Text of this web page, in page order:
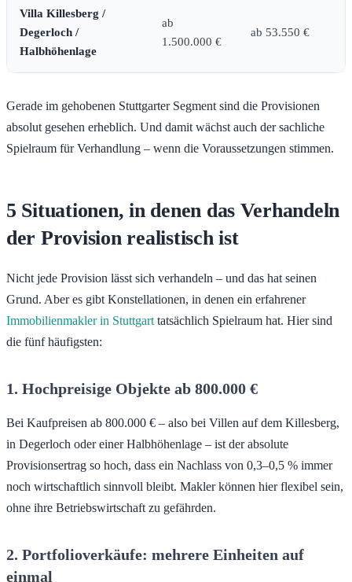
Villa Killesberg /
Degerloch /
Halbhöhenlage
ab
1.500.000 €
ab 53.550 €
Gerade im gehobenen Stuttgarter Segment sind die Provisionen
absolut gesehen erheblich. Und damit wächst auch der sachliche
Spielraum für Verhandlung – wenn die Voraussetzungen stimmen.
5 Situationen, in denen das Verhandeln
der Provision realistisch ist
Nicht jede Provision lässt sich verhandeln – und das hat seinen
Grund. Aber es gibt Konstellationen, in denen ein erfahrener
Immobilienmakler in Stuttgart tatsächlich Spielraum hat. Hier sind
die fünf häufigsten:
1. Hochpreisige Objekte ab 800.000 €
Bei Kaufpreisen ab 800.000 € – also bei Villen auf dem Killesberg,
in Degerloch oder einer Halbhöhenlage – ist der absolute
Provisionsertrag so hoch, dass ein Nachlass von 0,3–0,5 % immer
noch wirtschaftlich sinnvoll bleibt. Makler können hier flexibel sein,
ohne ihre Betriebswirtschaft zu gefährden.
2. Portfolioverkäufe: mehrere Einheiten auf
einmal